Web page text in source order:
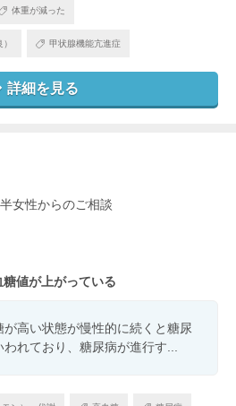
体重が減った
甲状腺機能亢進症
詳細を見る
女性からのご相談
値が上がっている
が高い状態が慢性的に続くと糖尿
れており、糖尿病が進行す...